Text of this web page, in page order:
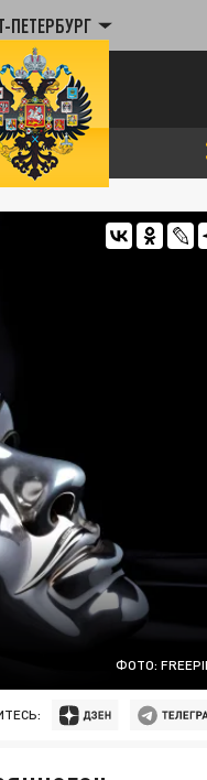
ПЕТЕРБУРГ
ФОТО: